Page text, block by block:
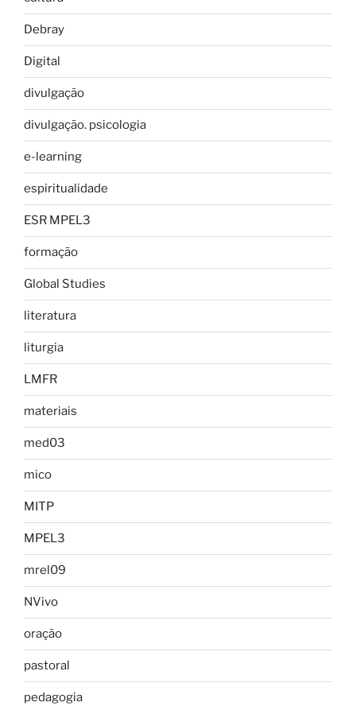
Debray
Digital
divulgação
divulgação. psicologia
e-learning
espiritualidade
ESR MPEL3
formação
Global Studies
literatura
liturgia
LMFR
materiais
med03
mico
MITP
MPEL3
mrel09
NVivo
oração
pastoral
pedagogia